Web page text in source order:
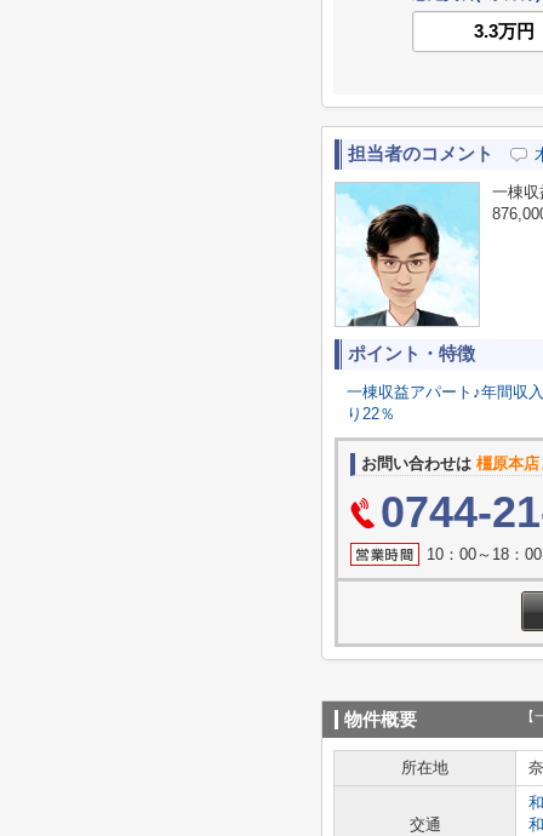
担当者のコメント
一棟
ポイント・特徴
一棟収益アパート♪年間収
り22％
お問い合わせは 橿原本店
0744-
10：00～18：
物件概要 【
所在地
交通